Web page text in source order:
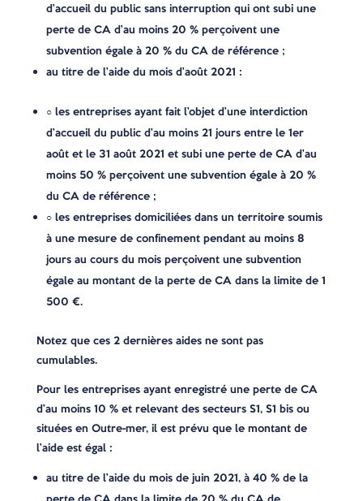
d’accueil du public sans interruption qui ont subi une
perte de CA d’au moins 20 % perçoivent une
subvention égale à 20 % du CA de référence ;
au titre de l’aide du mois d’août 2021 :
○ les entreprises ayant fait l’objet d’une interdiction
d’accueil du public d’au moins 21 jours entre le 1er
août et le 31 août 2021 et subi une perte de CA d’au
moins 50 % perçoivent une subvention égale à 20 %
du CA de référence ;
○ les entreprises domiciliées dans un territoire soumis
à une mesure de confinement pendant au moins 8
jours au cours du mois perçoivent une subvention
égale au montant de la perte de CA dans la limite de 1
500 €.
Notez que ces 2 dernières aides ne sont pas
cumulables.
Pour les entreprises ayant enregistré une perte de CA
d’au moins 10 % et relevant des secteurs S1, S1 bis ou
situées en Outre-mer, il est prévu que le montant de
l’aide est égal :
au titre de l’aide du mois de juin 2021, à 40 % de la